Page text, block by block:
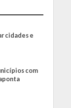
cidades e
com